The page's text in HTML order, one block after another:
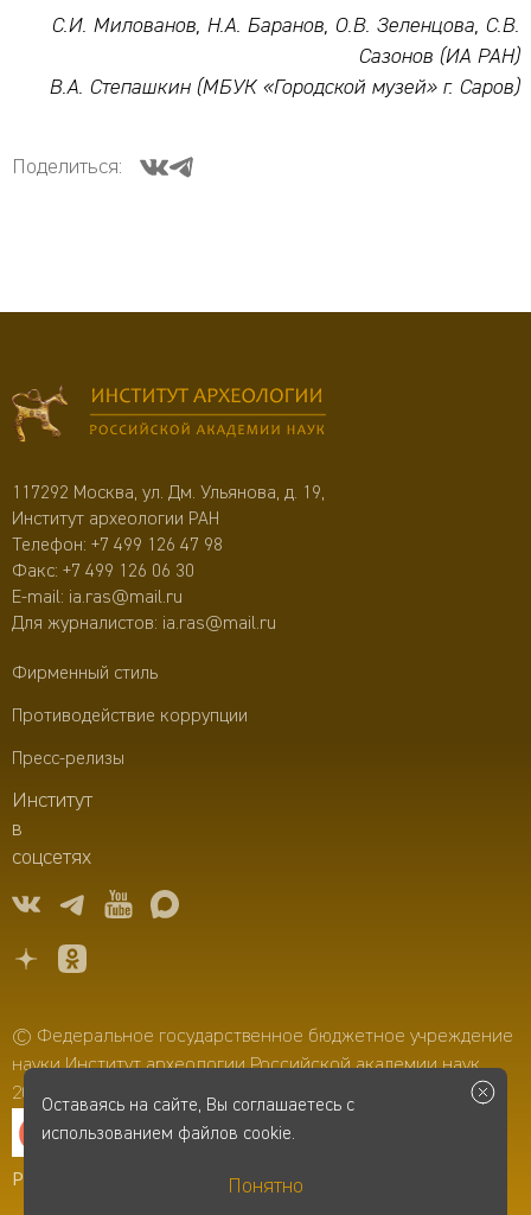
С.И. Милованов, Н.А. Баранов, О.В. Зеленцова, С.В.
Сазонов (ИА РАН)
В.А. Степашкин (МБУК «Городской музей» г. Саров)
Поделиться:
117292 Москва, ул. Дм. Ульянова, д. 19,
Институт археологии РАН
Телефон: +7 499 126 47 98
Факс: +7 499 126 06 30
E-mail: ia.ras@mail.ru
Для журналистов: ia.ras@mail.ru
Фирменный стиль
Противодействие коррупции
Пресс-релизы
Институт
в
соцсетях
© Федеральное государственное бюджетное учреждение
науки Институт археологии Российской академии наук,
2006–2026
Разработка сайта Infospice
Оставаясь на сайте, Вы соглашаетесь с
использованием файлов cookie.
Понятно